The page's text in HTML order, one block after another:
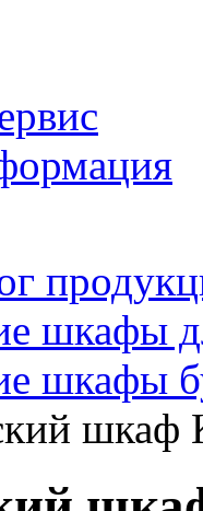
шкафы
шкафы
шкаф